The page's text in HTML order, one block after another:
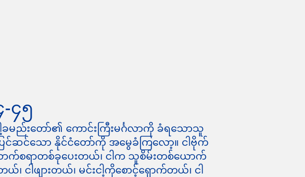
၄၅
ည်းတော်၏ ကောင်းကြီးမင်္ဂလာကို ခံရသောသူ
င်သော နိုင်ငံတော်ကို အမွေခံကြလော့။ ငါဗိုက်
ာက်စရာတစ်ခုပေးတယ်၊ ငါက သူစိမ်းတစ်ယောက်
ငါဖျားတယ်၊ မင်းငါ့ကိုစောင့်ရှောက်တယ်၊ ငါ